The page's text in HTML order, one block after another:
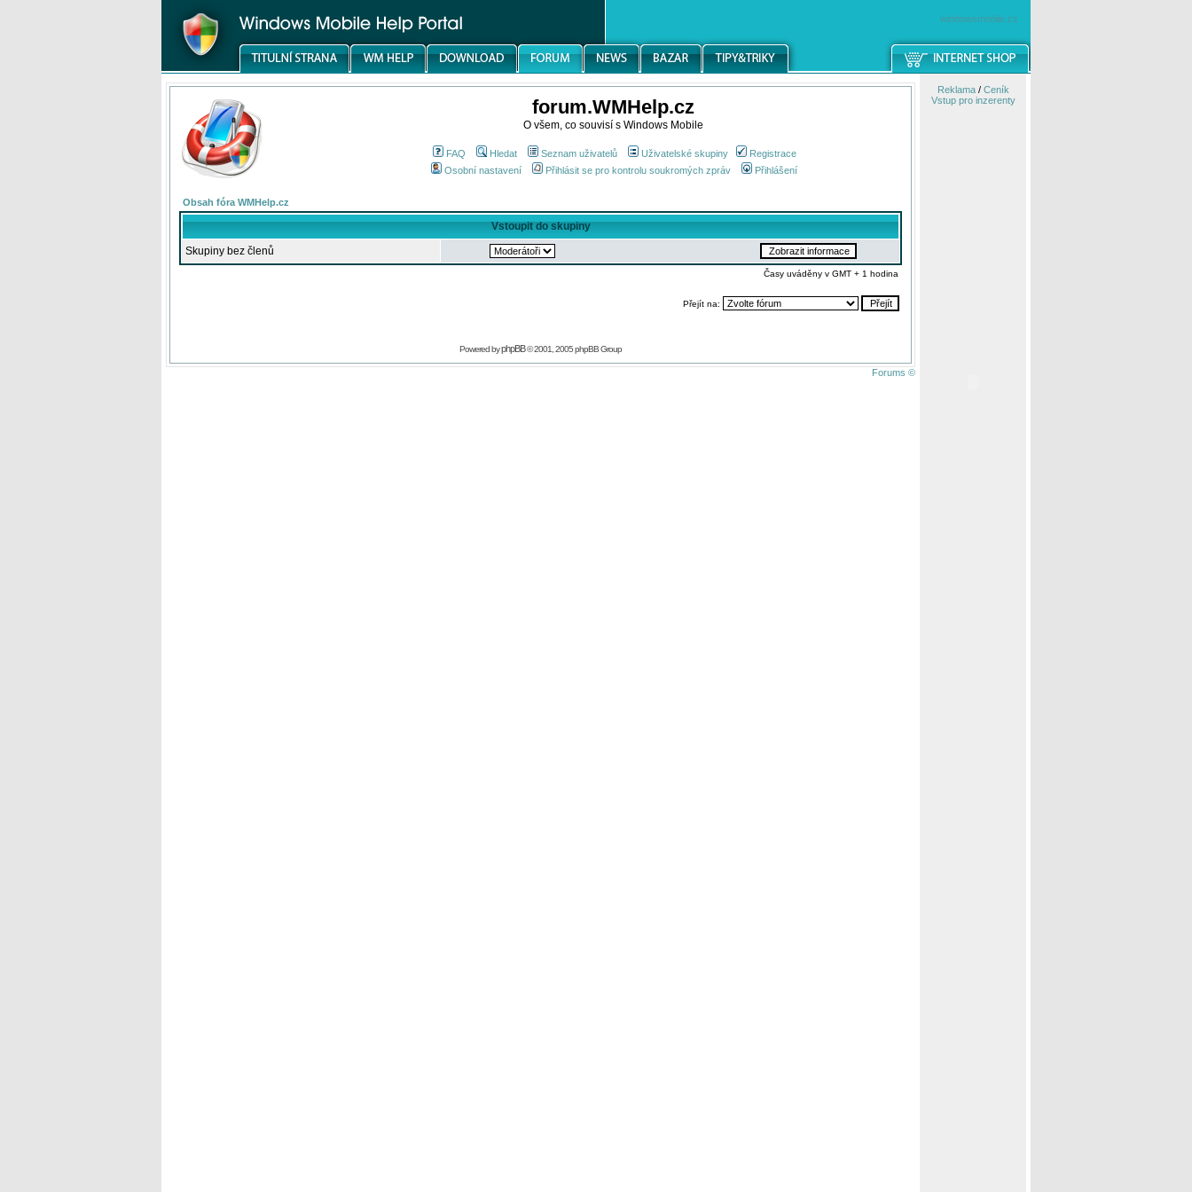
windowsmobile.cz
forum.WMHelp.cz
O všem, co souvisí s Windows Mobile
FAQ Hledat Seznam uživatelů Uživatelské skupiny
Registrace
Osobní nastavení
Přihlásit se pro kontrolu soukromých zpráv Přihlášení
Obsah fóra WMHelp.cz
Vstoupit do skupiny
Skupiny bez členů
Časy uváděny v GMT + 1 hodina
Přejít na:
Powered byphpBB© 2001, 2005 phpBB Group
Forums ©
Reklama/ Ceník
Vstup pro inzerenty